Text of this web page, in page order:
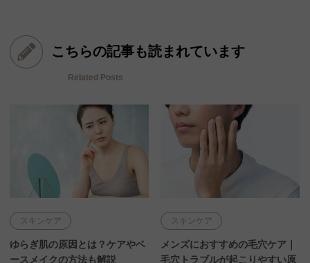
こちらの記事も読まれています
Related Posts
スキンケア
ゆらぎ肌の原因とは？ケアやベ
ースメイクの方法も解説
スキンケア
メンズにおすすめの毛穴ケア｜
毛穴トラブルが起こりやすい原